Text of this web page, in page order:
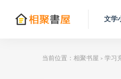
文学
当前位置： 相聚书屋 > 学习